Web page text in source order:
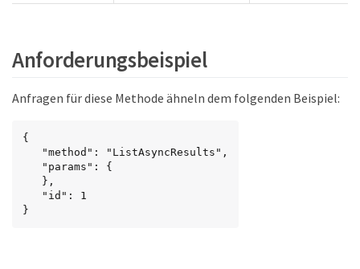
Anforderungsbeispiel
Anfragen für diese Methode ähneln dem folgenden Beispiel:
{
}